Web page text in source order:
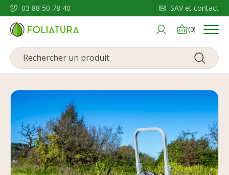
03 88 50 78 40 SAV et contact
(0) Menu